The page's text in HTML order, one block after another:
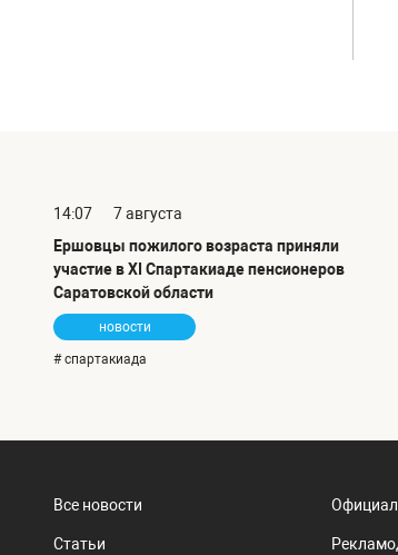
14:07
7 августа
Ершовцы пожилого возраста приняли
участие в XI Спартакиаде пенсионеров
Саратовской области
новости
# спартакиада
Все новости
Статьи